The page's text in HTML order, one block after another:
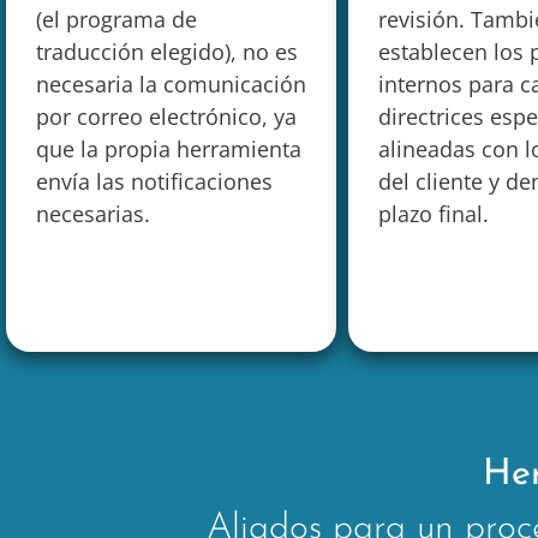
(el programa de
traducción elegido), no es
necesaria la comunicación
por correo electrónico, ya
que la propia herramienta
envía las notificaciones
necesarias.
revisión.
establecen los
internos para
directrices
alineadas con
del cliente y
plazo final.
Aliados para un